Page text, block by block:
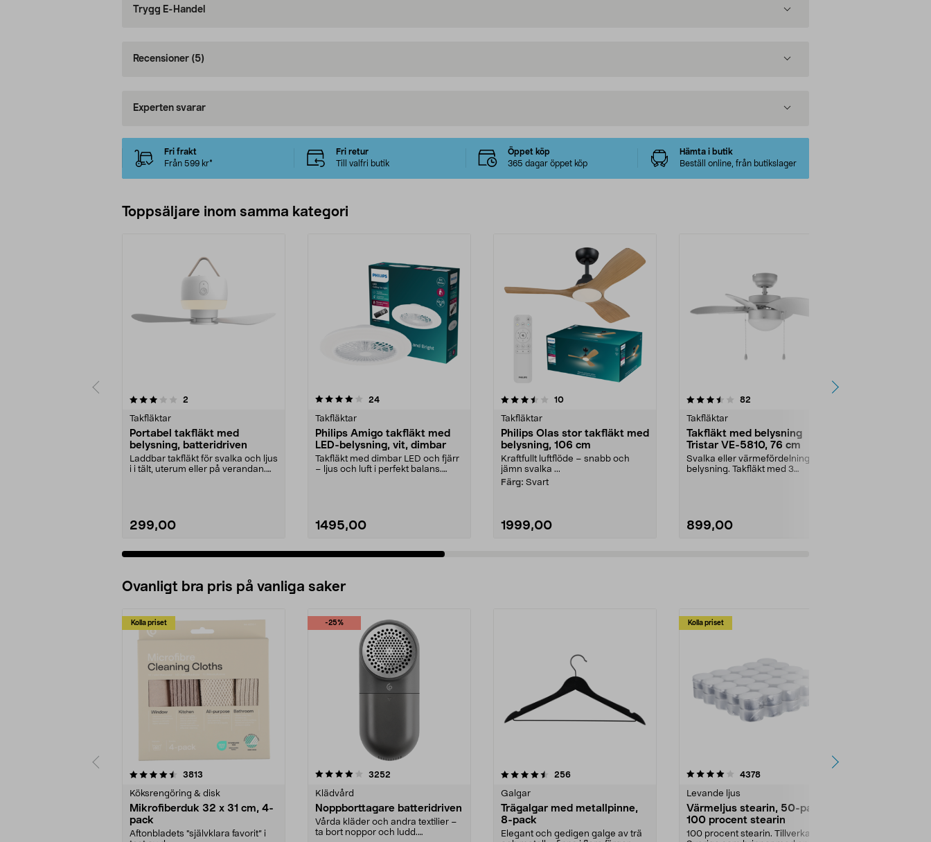
Trygg E-Handel
Recensioner (5)
Experten svarar
Fri frakt
Från 599 kr*
Fri retur
Till valfri butik
Öppet köp
365 dagar öppet köp
Hämta i butik
Beställ online, från butikslager
Toppsäljare inom samma kategori
2
Takfläktar
Portabel takfläkt med
belysning, batteridriven
Laddbar takfläkt för svalka och ljus
i i tält, uterum eller på verandan.
299,00
4.0 av 5 stjärnor 24recensioner
Takfläktar
Philips Amigo takfläkt med
LED-belysning, vit, dimbar
Takfläkt med dimbar LED och fjärr
– ljus och luft i perfekt balans.
1495,00
3.5 av 5 stjärnor 10recensioner
Takfläktar
Philips Olas stor takfläkt med
belysning, 106 cm
Kraftfullt luftflöde – snabb och
jämn svalka ...
Färg: Svart
1999,00
3.5 av 5 stjärnor 82
Takfläktar
Takfläkt med belysning
Tristar VE-5810, 76 cm
Svalka eller värmefördelning med
belysning. Takfläkt med 3
899,00
4.5 av 5 stjärnor
Ovanligt bra pris på vanliga saker
Kolla priset
3813
Köksrengöring & disk
Mikrofiberduk 32 x 31 cm, 4-
pack
Aftonbladets "självklara favorit” i
-25%
4.0av 5 stjärnor 3252
Klädvård
Noppborttagare batteridriven
Vårda kläder och andra textilier –
ta bort noppor och ludd.
4.5av 5 stjärnor 256recensioner
Galgar
Trägalgar med metallpinne,
8-pack
Elegant och gedigen galge av trä
Kolla priset
4.0av 5 stjärnor 4378recensioner
Levande ljus
Värmeljus stearin, 50-pack,
100 procent stearin
100 procent stearin. Tillverkade i
4.5av 5 stjärnor